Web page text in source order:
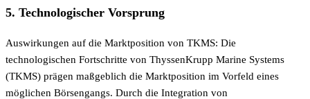
5. Technologischer Vorsprung
Auswirkungen auf die Marktposition von TKMS: Die
technologischen Fortschritte von ThyssenKrupp Marine Systems
(TKMS) prägen maßgeblich die Marktposition im Vorfeld eines
möglichen Börsengangs. Durch die Integration von